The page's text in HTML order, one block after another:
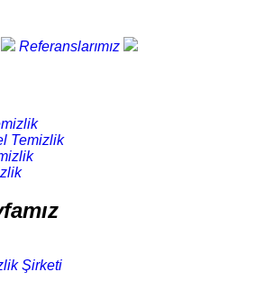
Referanslarımız
Temizlik